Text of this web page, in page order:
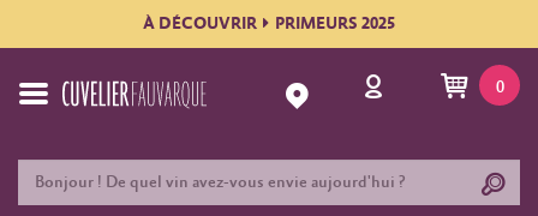
À DÉCOUVRIR PRIMEURS 2025
0